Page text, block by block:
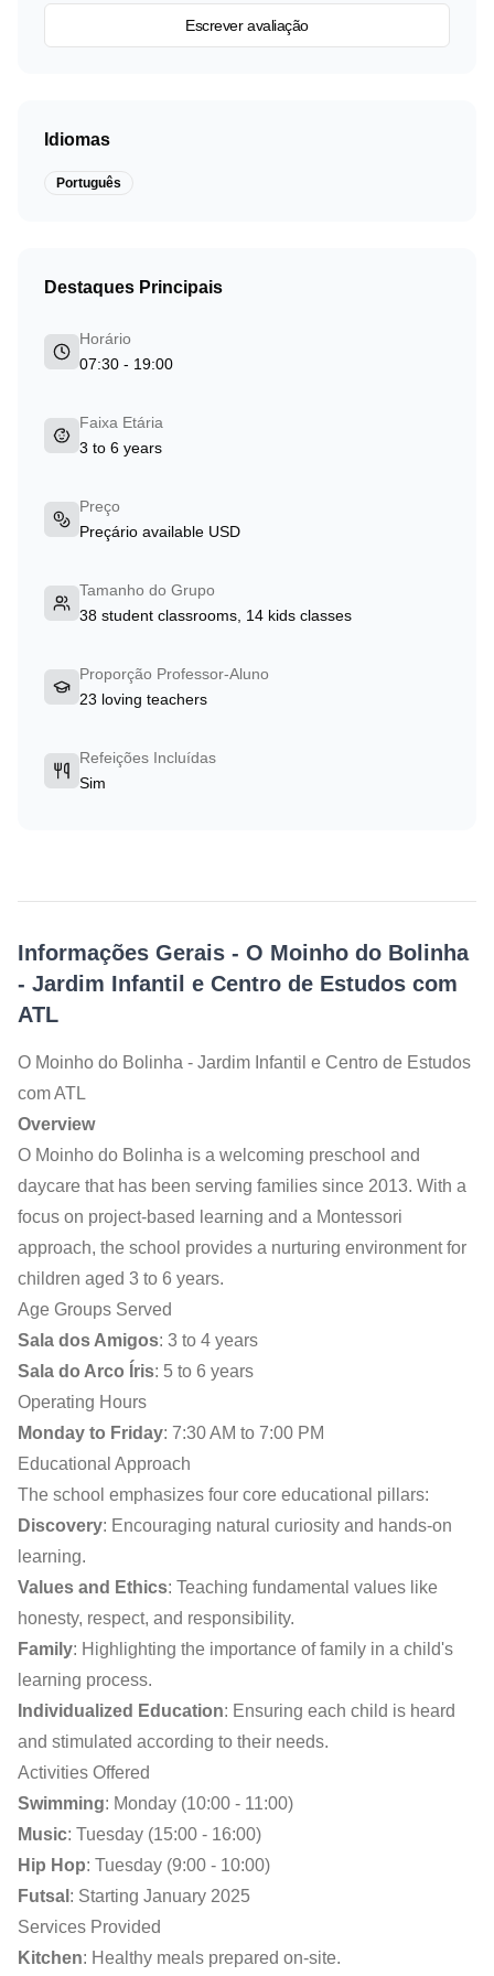
Informações Gerais - O Moinho do Bolinha
- Jardim Infantil e Centro de Estudos com
ATL
O Moinho do Bolinha - Jardim Infantil e Centro de Estudos
com ATL
Overview
O Moinho do Bolinha is a welcoming preschool and
daycare that has been serving families since 2013. With a
focus on project-based learning and a Montessori
approach, the school provides a nurturing environment for
children aged 3 to 6 years.
Age Groups Served
Sala dos Amigos: 3 to 4 years
Sala do Arco Íris: 5 to 6 years
Operating Hours
Monday to Friday: 7:30 AM to 7:00 PM
Educational Approach
The school emphasizes four core educational pillars:
Discovery: Encouraging natural curiosity and hands-on
learning.
Values and Ethics: Teaching fundamental values like
honesty, respect, and responsibility.
Family: Highlighting the importance of family in a child's
learning process.
Individualized Education: Ensuring each child is heard
and stimulated according to their needs.
Activities Offered
Swimming: Monday (10:00 - 11:00)
Music: Tuesday (15:00 - 16:00)
Hip Hop: Tuesday (9:00 - 10:00)
Futsal : Starting January 2025
Services Provided
Kitchen: Healthy meals prepared on-site.
Escrever avaliação
Idiomas
Português
Destaques Principais
Horário
07:30 - 19:00
Faixa Etária
3 to 6 years
Preço
Preçário available USD
Tamanho do Grupo
38 student classrooms, 14 kids classes
Proporção Professor-Aluno
23 loving teachers
Refeições Incluídas
Sim